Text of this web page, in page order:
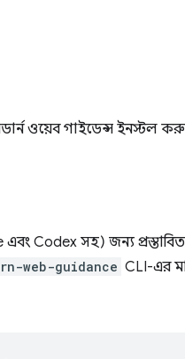
ওয়েব গাইডেন্স ইনস্টল
Codex সহ) জন্য
web-guidance CLI-এর